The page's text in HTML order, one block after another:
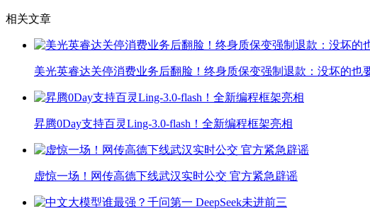
相关文章
美光英睿达关停消费业务后翻脸！终身质保变强制退款：没坏的也
昇腾0Day支持百灵Ling-3.0-flash！全新编程框架亮相
虚惊一场！网传高德下线武汉实时公交 官方紧急辟谣